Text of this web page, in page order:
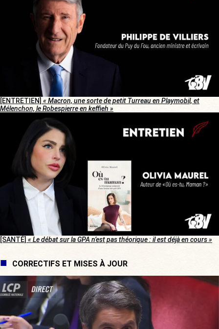
[ENTRETIEN] « Macron, une sorte de petit Turreau en Playmobil, et
Mélenchon, le Robespierre en keffieh »
[SANTÉ] « Le débat sur la GPA n’est pas théorique : il est déjà en cours »
CORRECTIFS ET MISES À JOUR